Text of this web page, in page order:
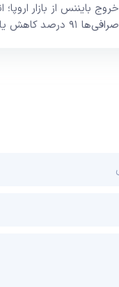
خروج بایننس از بازار
صرافی‌ها ۹۱ درصد کاهش یافت